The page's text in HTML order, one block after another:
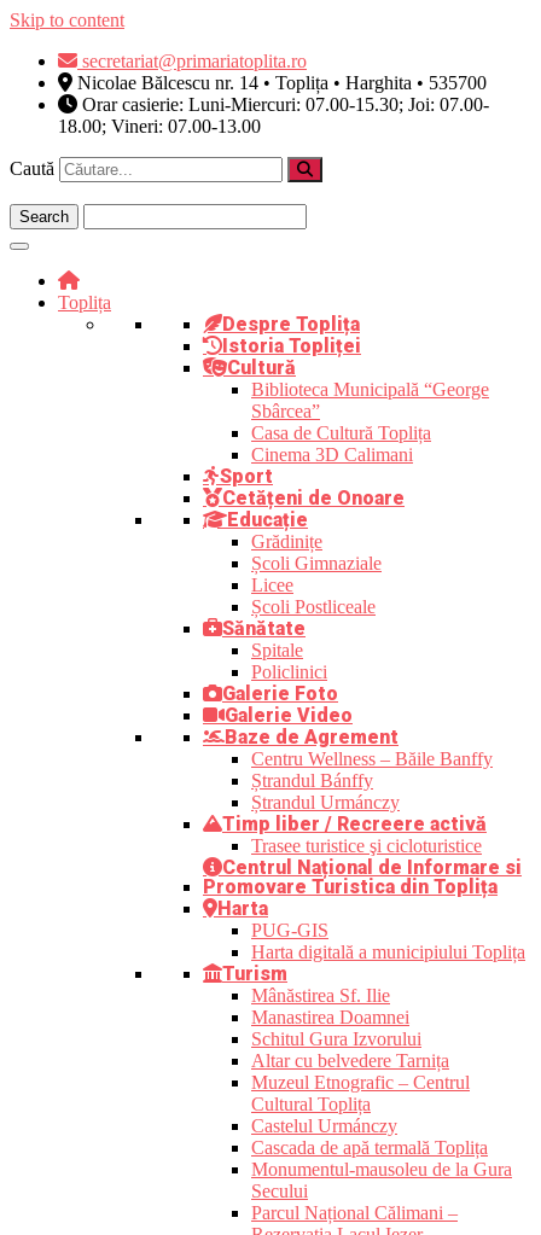
Skip to content
secretariat@primariatoplita.ro
Nicolae Bălcescu nr. 14 • Toplița • Harghita • 535700
Orar casierie: Luni-Miercuri: 07.00-15.30; Joi: 07.00-
18.00; Vineri: 07.00-13.00
Caută
Toplița
Despre Toplița
Istoria Topliței
Cultură
Biblioteca Municipală “George
Sbârcea”
Casa de Cultură Toplița
Cinema 3D Calimani
Sport
Cetățeni de Onoare
Educație
Grădinițe
Școli Gimnaziale
Licee
Școli Postliceale
Sănătate
Spitale
Policlinici
Galerie Foto
Galerie Video
Baze de Agrement
Centru Wellness – Băile Banffy
Ștrandul Bánffy
Ștrandul Urmánczy
Timp liber / Recreere activă
Trasee turistice şi cicloturistice
Centrul Național de Informare si
Promovare Turistica din Toplița
Harta
PUG-GIS
Harta digitală a municipiului Toplița
Turism
Mânăstirea Sf. Ilie
Manastirea Doamnei
Schitul Gura Izvorului
Altar cu belvedere Tarnița
Muzeul Etnografic – Centrul
Cultural Toplița
Castelul Urmánczy
Cascada de apă termală Toplița
Monumentul-mausoleu de la Gura
Secului
Parcul Național Călimani –